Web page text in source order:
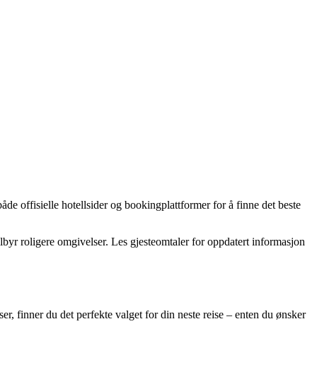
offisielle hotellsider og bookingplattformer for å finne det beste
roligere omgivelser. Les gjesteomtaler for oppdatert informasjon
finner du det perfekte valget for din neste reise – enten du ønsker